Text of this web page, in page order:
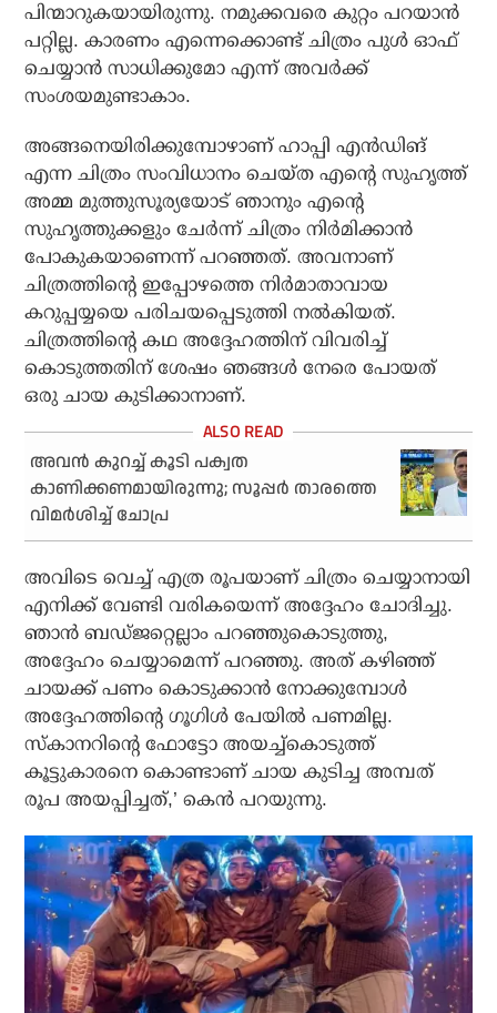
പിന്മാറുകയായിരുന്നു. നമുക്കവരെ കുറ്റം പറയാന്‍
പറ്റില്ല. കാരണം എന്നെക്കൊണ്ട് ചിത്രം പുള്‍ ഓഫ്
ചെയ്യാന്‍ സാധിക്കുമോ എന്ന് അവര്‍ക്ക്
സംശയമുണ്ടാകാം.
അങ്ങനെയിരിക്കുമ്പോഴാണ് ഹാപ്പി എന്‍ഡിങ്
എന്ന ചിത്രം സംവിധാനം ചെയ്ത എന്റെ സുഹൃത്ത്
അമ്മ മുത്തുസൂര്യയോട് ഞാനും എന്റെ
സുഹൃത്തുക്കളും ചേര്‍ന്ന് ചിത്രം നിര്‍മിക്കാന്‍
പോകുകയാണെന്ന് പറഞ്ഞത്. അവനാണ്
ചിത്രത്തിന്റെ ഇപ്പോഴത്തെ നിര്‍മാതാവായ
കറുപ്പയ്യയെ പരിചയപ്പെടുത്തി നല്‍കിയത്.
ചിത്രത്തിന്റെ കഥ അദ്ദേഹത്തിന് വിവരിച്ച്
കൊടുത്തതിന് ശേഷം ഞങ്ങള്‍ നേരെ പോയത്
ഒരു ചായ കുടിക്കാനാണ്.
അവന്‍ കുറച്ച് കൂടി പക്വത
കാണിക്കണമായിരുന്നു; സൂപ്പര്‍ താരത്തെ
വിമര്‍ശിച്ച് ചോപ്ര
അവിടെ വെച്ച് എത്ര രൂപയാണ് ചിത്രം ചെയ്യാനായി
എനിക്ക് വേണ്ടി വരികയെന്ന് അദ്ദേഹം ചോദിച്ചു.
ഞാന്‍ ബഡ്ജറ്റെല്ലാം പറഞ്ഞുകൊടുത്തു,
അദ്ദേഹം ചെയ്യാമെന്ന് പറഞ്ഞു. അത് കഴിഞ്ഞ്
ചായക്ക് പണം കൊടുക്കാന്‍ നോക്കുമ്പോള്‍
അദ്ദേഹത്തിന്റെ ഗൂഗിള്‍ പേയില്‍ പണമില്ല.
സ്‌കാനറിന്റെ ഫോട്ടോ അയച്ച്‌കൊടുത്ത്
കൂട്ടുകാരനെ കൊണ്ടാണ് ചായ കുടിച്ച അമ്പത്
രൂപ അയപ്പിച്ചത്,’ കെന്‍ പറയുന്നു.